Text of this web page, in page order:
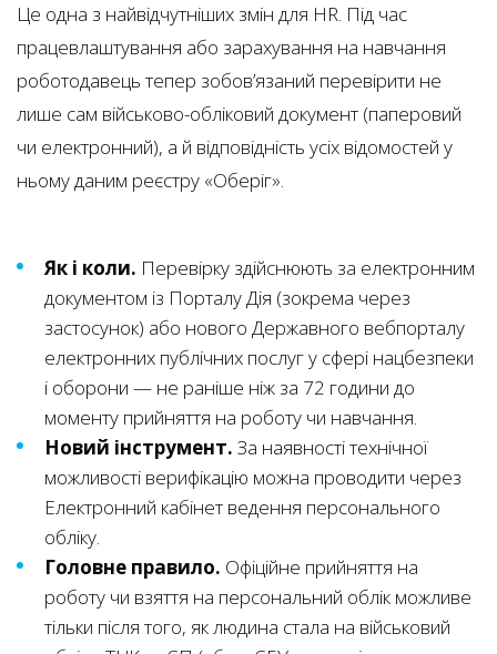
Це одна з найвідчутніших змін для HR. Під час
працевлаштування або зарахування на навчання
роботодавець тепер зобов’язаний перевірити не
лише сам військово-обліковий документ (паперовий
чи електронний), а й відповідність усіх відомостей у
ньому даним реєстру «Оберіг».
Як і коли. Перевірку здійснюють за електронним
документом із Порталу Дія (зокрема через
застосунок) або нового Державного вебпорталу
електронних публічних послуг у сфері нацбезпеки
і оборони — не раніше ніж за 72 години до
моменту прийняття на роботу чи навчання.
Новий інструмент. За наявності технічної
можливості верифікацію можна проводити через
Електронний кабінет ведення персонального
обліку.
Головне правило. Офіційне прийняття на
роботу чи взяття на персональний облік можливе
тільки після того, як людина стала на військовий